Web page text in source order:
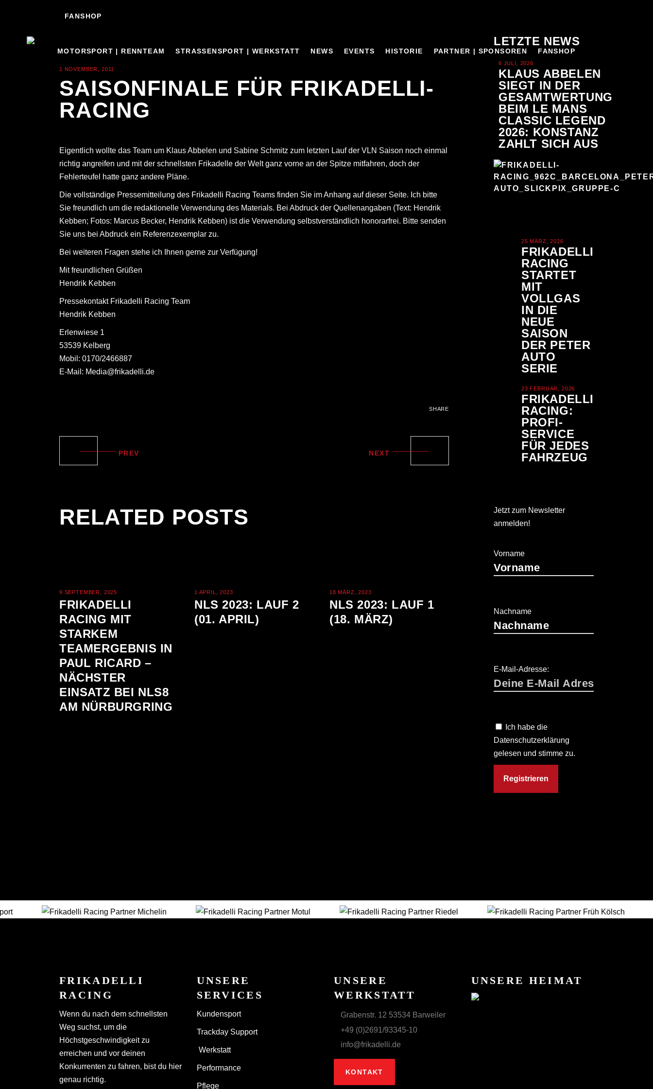
MOTORSPORT | RENNTEAM STRASSENSPORT | WERKSTATT NEWS EVENTS HISTORIE PARTNER | SPONSOREN FANSHOP
FANSHOP
1 NOVEMBER, 2011
SAISONFINALE FÜR FRIKADELLI-
RACING
Eigentlich wollte das Team um Klaus Abbelen und Sabine Schmitz zum letzten Lauf der VLN Saison noch einmal
richtig angreifen und mit der schnellsten Frikadelle der Welt ganz vorne an der Spitze mitfahren, doch der
Fehlerteufel hatte ganz andere Pläne.
Die vollständige Pressemitteilung des Frikadelli Racing Teams finden Sie im Anhang auf dieser Seite. Ich bitte
Sie freundlich um die redaktionelle Verwendung des Materials. Bei Abdruck der Quellenangaben (Text: Hendrik
Kebben; Fotos: Marcus Becker, Hendrik Kebben) ist die Verwendung selbstverständlich honorarfrei. Bitte senden
Sie uns bei Abdruck ein Referenzexemplar zu.
Bei weiteren Fragen stehe ich Ihnen gerne zur Verfügung!
Mit freundlichen Grüßen
Hendrik Kebben
Pressekontakt Frikadelli Racing Team
Hendrik Kebben
Erlenwiese 1
53539 Kelberg
Mobil: 0170/2466887
E-Mail: Media@frikadelli.de
SHARE
PREV NEXT
RELATED POSTS
9 SEPTEMBER, 2025
FRIKADELLI
RACING MIT
STARKEM
TEAMERGEBNIS IN
PAUL RICARD –
NÄCHSTER
EINSATZ BEI NLS8
AM NÜRBURGRING
1 APRIL, 2023
NLS 2023: LAUF 2
(01. APRIL)
18 MÄRZ, 2023
NLS 2023: LAUF 1
(18. MÄRZ)
LETZTE NEWS
6 JULI, 2026
KLAUS ABBELEN
SIEGT IN DER
GESAMTWERTUNG
BEIM LE MANS
CLASSIC LEGEND
2026: KONSTANZ
ZAHLT SICH AUS
25 MÄRZ, 2026
FRIKADELLI
RACING
STARTET
MIT
VOLLGAS
IN DIE
NEUE
SAISON
DER PETER
AUTO
SERIE
23 FEBRUAR, 2026
FRIKADELLI
RACING:
PROFI-
SERVICE
FÜR JEDES
FAHRZEUG
Jetzt zum Newsletter
anmelden!
Vorname
Nachname
E-Mail-Adresse:
Ich habe die
Datenschutzerklärung
gelesen und stimme zu.
FRIKADELLI
RACING
Wenn du nach dem schnellsten
Weg suchst, um die
Höchstgeschwindigkeit zu
erreichen und vor deinen
Konkurrenten zu fahren, bist du hier
genau richtig.
UNSERE
SERVICES
Kundensport
Trackday Support
Werkstatt
Performance
Pflege
UNSERE
WERKSTATT
Grabenstr. 12 53534 Barweiler
+49 (0)2691/93345-10
info@frikadelli.de
KONTAKT
UNSERE HEIMAT